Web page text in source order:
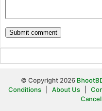
© Copyright 2026
Conditions
About Us|